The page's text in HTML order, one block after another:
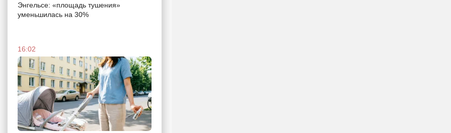
Энгельсе: «площадь тушения»
уменьшилась на 30%
16:02